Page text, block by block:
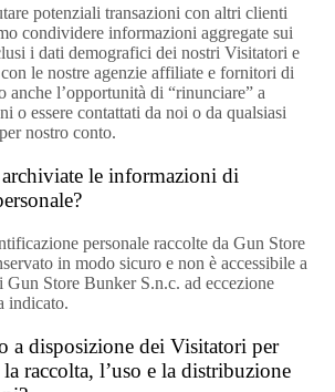
potenziali transazioni con altri clienti
condividere informazioni aggregate sui
i dati demografici dei nostri Visitatori e
le nostre agenzie affiliate e fornitori di
anche l’opportunità di “rinunciare” a
o essere contattati da noi o da qualsiasi
nostro conto.
le informazioni di
personale raccolte da Gun Store
in modo sicuro e non è accessibile a
Store Bunker S.n.c. ad eccezione
indicato.
a disposizione dei Visitatori per
raccolta, l’uso e la distribuzione